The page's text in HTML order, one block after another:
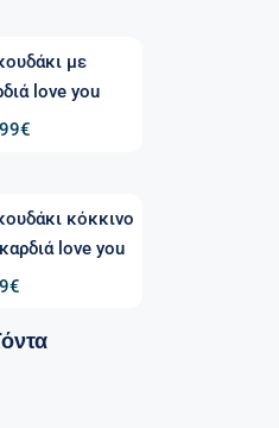
με
love you
€
κόκκινο
love you
€